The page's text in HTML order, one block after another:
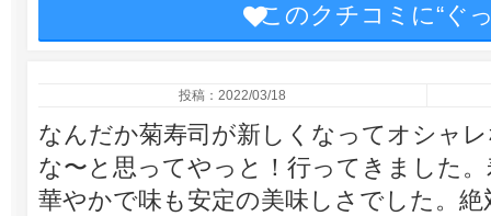
このクチコミに“ぐ
投稿：2022/03/18
なんだか菊寿司が新しくなってオシャ
な〜と思ってやっと！行ってきました
華やかで味も安定の美味しさでした。